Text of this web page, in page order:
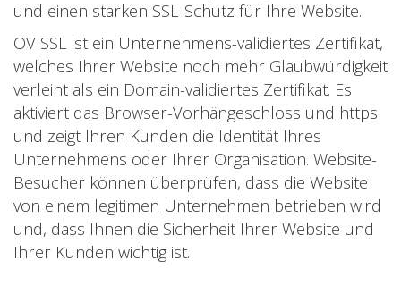
und einen starken SSL-Schutz für Ihre Website.
OV SSL ist ein Unternehmens-validiertes Zertifikat,
welches Ihrer Website noch mehr Glaubwürdigkeit
verleiht als ein Domain-validiertes Zertifikat. Es
aktiviert das Browser-Vorhängeschloss und https
und zeigt Ihren Kunden die Identität Ihres
Unternehmens oder Ihrer Organisation. Website-
Besucher können überprüfen, dass die Website
von einem legitimen Unternehmen betrieben wird
und, dass Ihnen die Sicherheit Ihrer Website und
Ihrer Kunden wichtig ist.